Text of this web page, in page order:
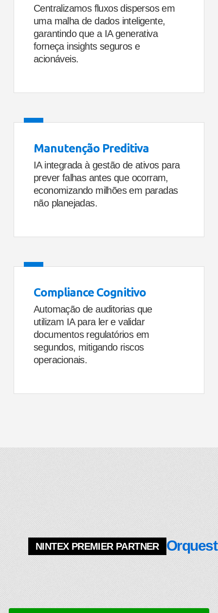
Centralizamos fluxos dispersos em
uma malha de dados inteligente,
garantindo que a IA generativa
forneça insights seguros e
acionáveis.
Manutenção Preditiva
IA integrada à gestão de ativos para
prever falhas antes que ocorram,
economizando milhões em paradas
não planejadas.
Compliance Cognitivo
Automação de auditorias que
utilizam IA para ler e validar
documentos regulatórios em
segundos, mitigando riscos
operacionais.
NINTEX PREMIER PARTNER